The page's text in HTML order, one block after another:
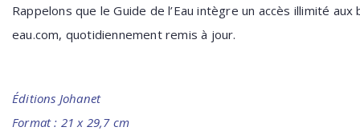
Rappelons que le Guide de l’Eau intègre un accès illimité
eau.com, quotidiennement remis à jour.
Éditions Johanet
Format : 21 x 29,7 cm